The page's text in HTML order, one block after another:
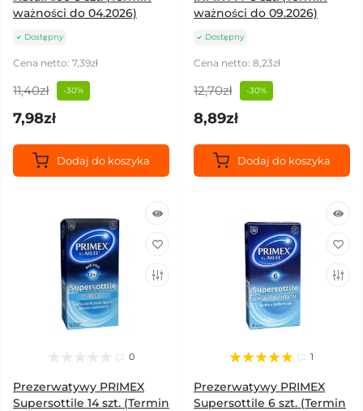
ważności do 04.2026)
Dostępny
Cena netto: 7,39zł
11,40zł -30%
7,98zł
Dodaj do koszyka
ważności do 09.2026)
Dostępny
Cena netto: 8,23zł
12,70zł -30%
8,89zł
Dodaj do koszyka
0
Prezerwatywy PRIMEX
Supersottile 14 szt. (Termin
1
Prezerwatywy PRIMEX
Supersottile 6 szt. (Termin